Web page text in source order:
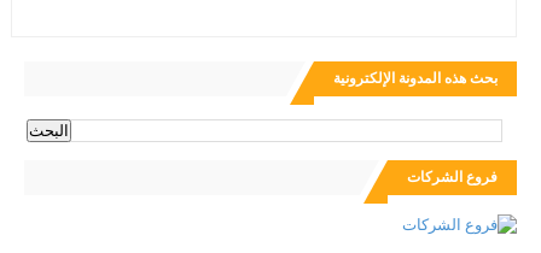
بحث هذه المدونة الإلكترونية
فروع الشركات